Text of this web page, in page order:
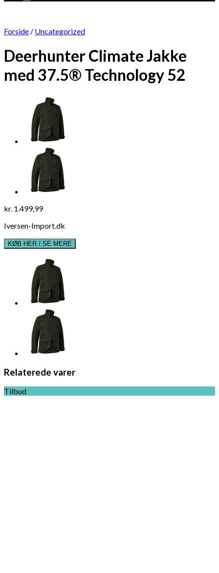
Forside / Uncategorized
Deerhunter Climate Jakke
med 37.5® Technology 52
kr. 1.499,99
Iversen-Import.dk
KØB HER / SE MERE
Relaterede varer
Tilbud